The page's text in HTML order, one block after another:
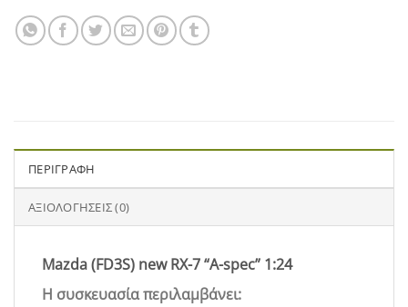
ΠΕΡΙΓΡΑΦΉ
ΑΞΙΟΛΟΓΉΣΕΙΣ (0)
Mazda (FD3S) new RX-7 “A-spec” 1:24
Η συσκευασία περιλαμβάνει: